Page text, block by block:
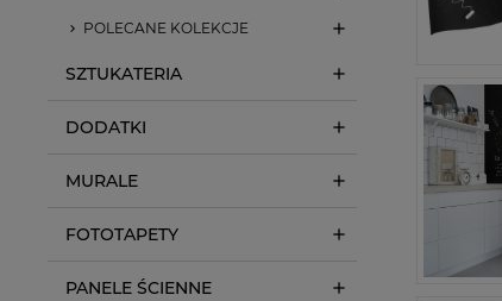
POLECANE KOLEKCJE
SZTUKATERIA
DODATKI
MURALE
FOTOTAPETY
PANELE ŚCIENNE